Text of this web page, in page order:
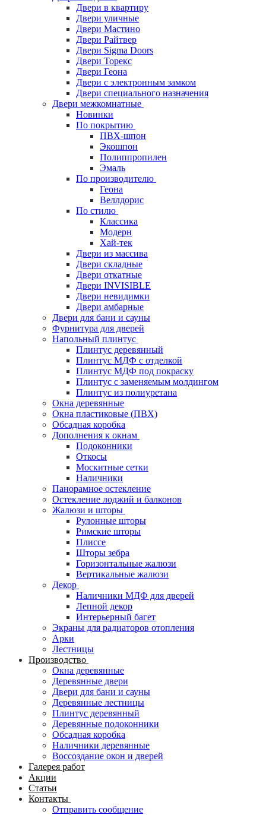
Двери в квартиру
Двери уличные
Двери Мастино
Двери Райтвер
Двери Sigma Doors
Двери Торекс
Двери Геона
Двери с электронным замком
Двери специального назначения
Двери межкомнатные
Новинки
По покрытию
ПВХ-шпон
Экошпон
Полиппропилен
Эмаль
По производителю
Геона
Веллдорис
По стилю
Классика
Модерн
Хай-тек
Двери из массива
Двери складные
Двери откатные
Двери INVISIBLE
Двери невидимки
Двери амбарные
Двери для бани и сауны
Фурнитура для дверей
Напольный плинтус
Плинтус деревянный
Плинтус МДФ с отделкой
Плинтус МДФ под покраску
Плинтус с заменяемым молдингом
Плинтус из полиуретана
Окна деревянные
Окна пластиковые (ПВХ)
Обсадная коробка
Дополнения к окнам
Подоконники
Откосы
Москитные сетки
Наличники
Панорамное остекление
Остекление лоджий и балконов
Жалюзи и шторы
Рулонные шторы
Римские шторы
Плиссе
Шторы зебра
Горизонтальные жалюзи
Вертикальные жалюзи
Декор
Наличники МДФ для дверей
Лепной декор
Интерьерный багет
Экраны для радиаторов отопления
Арки
Лестницы
Производство
Окна деревянные
Деревянные двери
Двери для бани и сауны
Деревянные лестницы
Плинтус деревянный
Деревянные подоконники
Обсадная коробка
Наличники деревянные
Воссоздание окон и дверей
Галерея работ
Акции
Статьи
Контакты
Отправить сообщение